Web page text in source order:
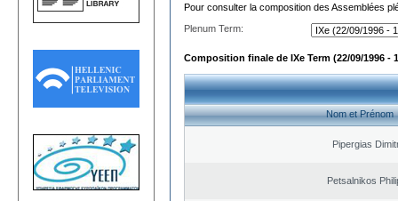
Pour consulter la composition des Assemblées
Plenum Term:
Composition finale de IXe Term (22/09/1996 -
Nom et Prénom
Pipergias
Petsalnikos